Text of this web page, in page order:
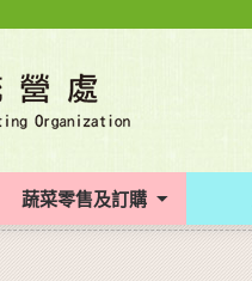
蔬菜零售及訂購